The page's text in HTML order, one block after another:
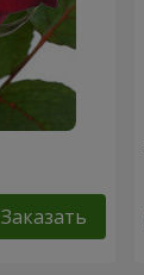
Заказать